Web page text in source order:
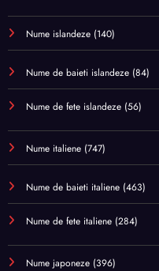
Nume islandeze (140)
Nume de baieti islandeze (84)
Nume de fete islandeze (56)
Nume italiene (747)
Nume de baieti italiene (463)
Nume de fete italiene (284)
Nume japoneze (396)